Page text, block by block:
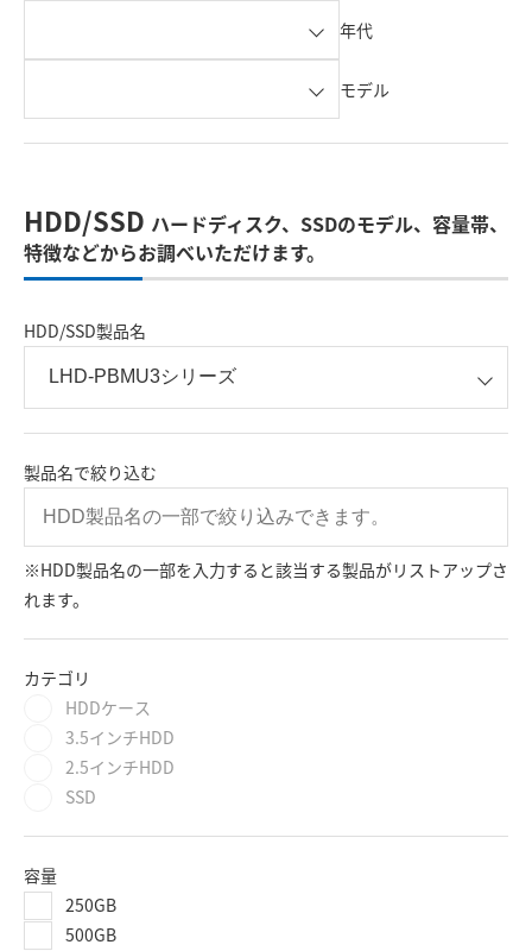
年代
モデル
HDD/SSD ハードディスク、SSDのモデル、容量帯、
特徴などからお調べいただけます。
HDD/SSD製品名
製品名で絞り込む
※HDD製品名の一部を入力すると該当する製品がリストアップさ
れます。
カテゴリ
HDDケース
3.5インチHDD
2.5インチHDD
SSD
容量
250GB
500GB